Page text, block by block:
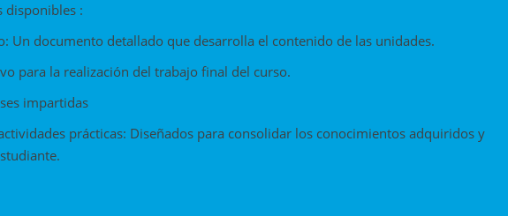
disponibles :
detallado que desarrolla el contenido de las unidades.
la realización del trabajo final del curso.
impartidas
prácticas: Diseñados para consolidar los conocimientos adquiridos y